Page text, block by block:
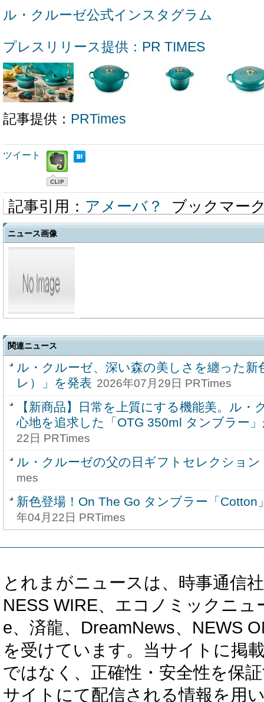
ル・クルーゼ公式インスタグラム
プレスリリース提供：PR TIMES
記事提供： PRTimes
ツイート
記事引用： アメーバ？ ブックマー
ニュース画像
関連ニュース
ル・クルーゼ、深い森の美しさを纏った新
レ）」を発表 2026年07月29日 PRTimes
【新商品】日常を上質にする機能美。ル・
心地を追求した「OTG 350ml タンブラー
22日 PRTimes
ル・クルーゼの父の日ギフトセレクション
mes
新色登場！On The Go タンブラー「Cotton
年04月22日 PRTimes
とれまがニュースは、時事通信
NESS WIRE、エコノミックニ
e、済龍、DreamNews、NEWS
を受けています。当サイトに掲
ではなく、正確性・安全性を保
サイトにて配信される情報を用